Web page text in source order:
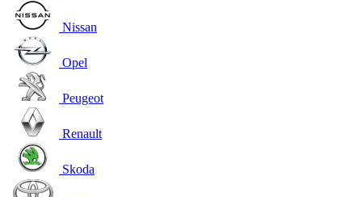
Nissan
Opel
Peugeot
Renault
Skoda